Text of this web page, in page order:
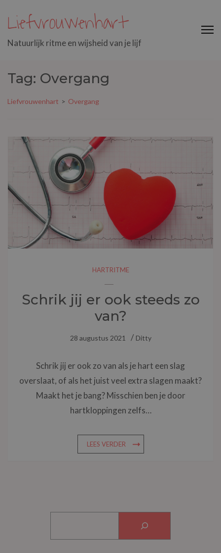
Liefvrouwenhart
Natuurlijk ritme en wijsheid van je lijf
Tag: Overgang
Liefvrouwenhart > Overgang
HARTRITME
Schrik jij er ook steeds zo
van?
28 augustus 2021 Ditty
Schrik jij er ook zo van als je hart een slag
overslaat, of als het juist veel extra slagen maakt?
Maakt het je bang? Misschien ben je door
hartkloppingen zelfs…
LEES VERDER